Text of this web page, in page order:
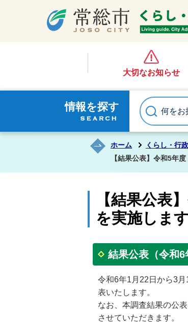
大切なお知らせ
情報を探す
ホーム くらし・行政
【結果公表】令和5年
【結果公表
を実施しま
結果公表（令和6
令和6年1月22日から3
表いたします。
なお、本調査結果の公
させていただきます。